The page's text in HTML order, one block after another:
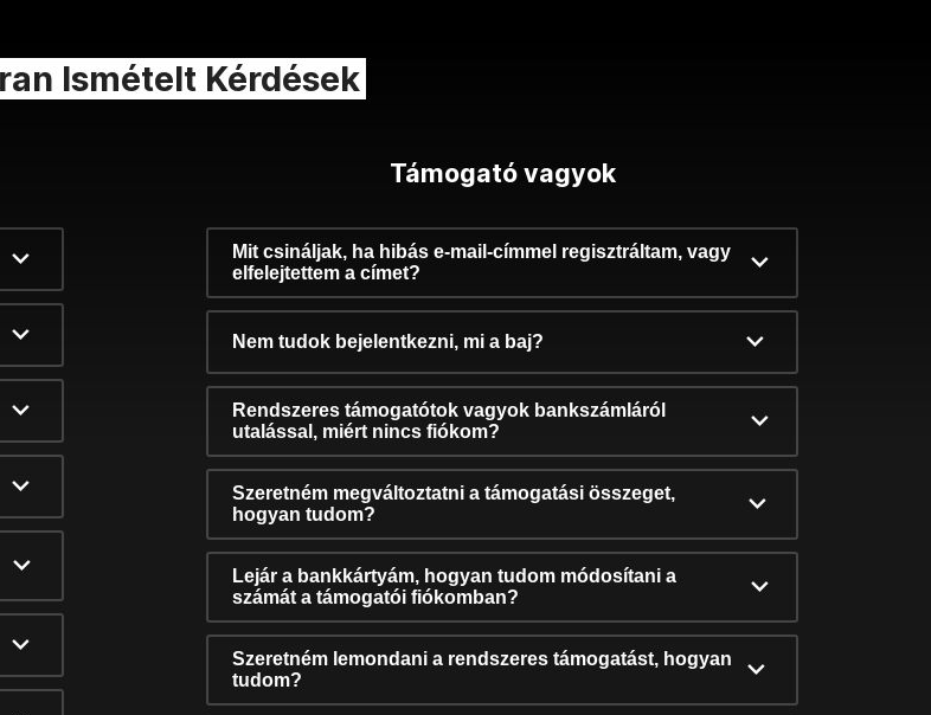
Ismételt Kérdések
Támogató vagyok
Mit csináljak, ha hibás e-mail-címmel regisztráltam, vagy
elfelejtettem a címet?
Nem tudok bejelentkezni, mi a baj?
Rendszeres támogatótok vagyok bankszámláról
utalással, miért nincs fiókom?
Szeretném megváltoztatni a támogatási összeget,
hogyan tudom?
Lejár a bankkártyám, hogyan tudom módosítani a
számát a támogatói fiókomban?
Szeretném lemondani a rendszeres támogatást, hogyan
tudom?